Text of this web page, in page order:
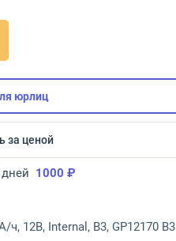
юрлиц
за ценой
1000 ₽
ч, 12В, Internal, B3, GP12170 B3